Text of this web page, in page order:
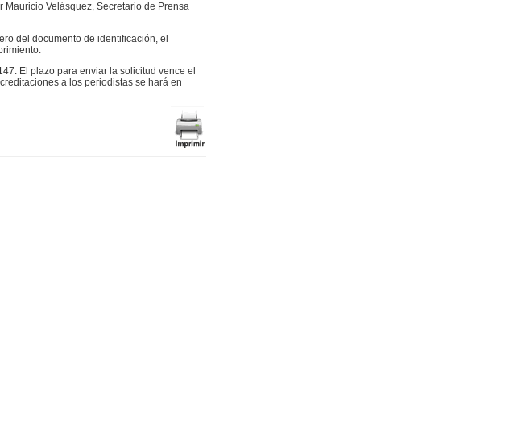
Velásquez, Secretario de Prensa
del documento de identificación, el
El plazo para enviar la solicitud vence el
a los periodistas se hará en